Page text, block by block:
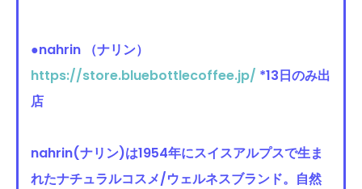
●nahrin （ナリン）
https://store.bluebottlecoffee.jp/ *13日のみ出
店
nahrin(ナリン)は1954年にスイスアルプスで生ま
れたナチュラルコスメ/ウェルネスブランド。自然